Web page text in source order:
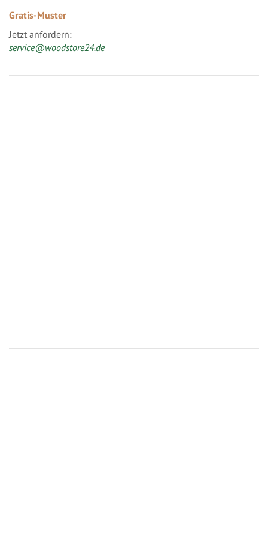
Gratis-Muster
Jetzt anfordern:
service@woodstore24.de